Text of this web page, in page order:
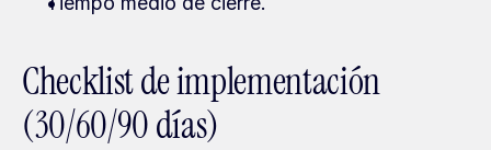
Checklist de implementación
(30/60/90 días)